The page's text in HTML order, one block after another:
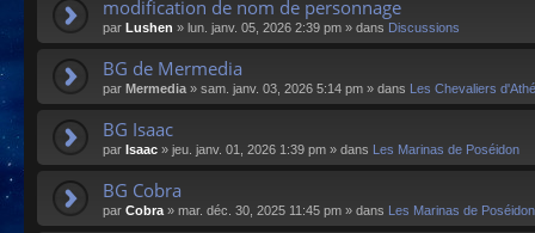
modification de nom de personnage
par Lushen » lun. janv. 05, 2026 2:39 pm » dans Discussions
BG de Mermedia
par Mermedia » sam. janv. 03, 2026 5:14 pm » dans Les Chevaliers
BG Isaac
par Isaac » jeu. janv. 01, 2026 1:39 pm » dans Les Marinas de Poséidon
BG Cobra
par Cobra» mar. déc. 30, 2025 11:45 pm » dans Les Marinas de Poséidon